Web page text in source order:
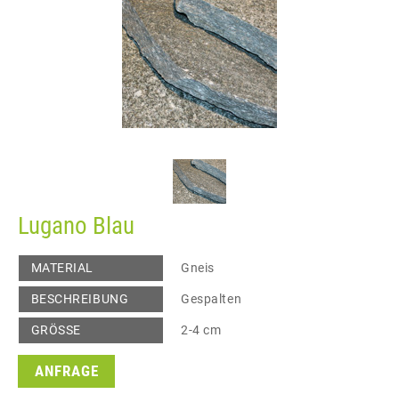
Lugano Blau
MATERIAL Gneis
BESCHREIBUNG Gespalten
GRÖSSE 2-4 cm
ANFRAGE